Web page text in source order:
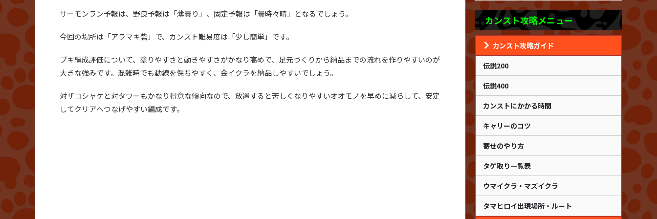
サーモンラン予報は、野良予報は「薄曇り」、固定予報は「曇時々晴」となるでしょう。
今回の場所は「アラマキ砦」で、カンスト難易度は「少し簡単」です。
ブキ編成評価について、塗りやすさと動きやすさがかなり高めで、足元づくりから納品までの流れを作りやすいのが
大きな強みです。混雑時でも動線を保ちやすく、金イクラを納品しやすいでしょう。
対ザコシャケと対タワーもかなり得意な傾向なので、放置すると苦しくなりやすいオオモノを早めに減らして、安定
してクリアへつなげやすい編成です。
カンスト攻略メニュー
カンスト攻略ガイド
伝説200
伝説400
カンストにかかる時間
キャリーのコツ
寄せのやり方
タゲ取り一覧表
ウマイクラ・マズイクラ
タマヒロイ出現場所・ルート